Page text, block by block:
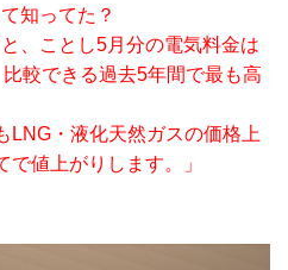
知ってた？
、ことし5月分の電気料金は
較できる過去5年間で最も高
LNG・液化天然ガスの価格上
値上がりします。」